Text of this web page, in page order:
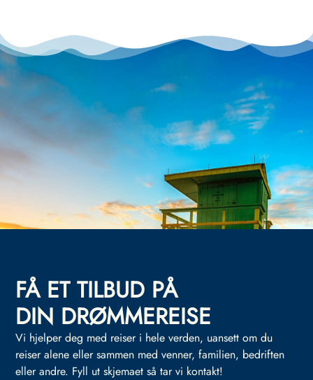
FÅ ET TILBUD PÅ
DIN DRØMMEREISE
Vi hjelper deg med reiser i hele verden, uansett om du
reiser alene eller sammen med venner, familien, bedriften
eller andre. Fyll ut skjemaet så tar vi kontakt!